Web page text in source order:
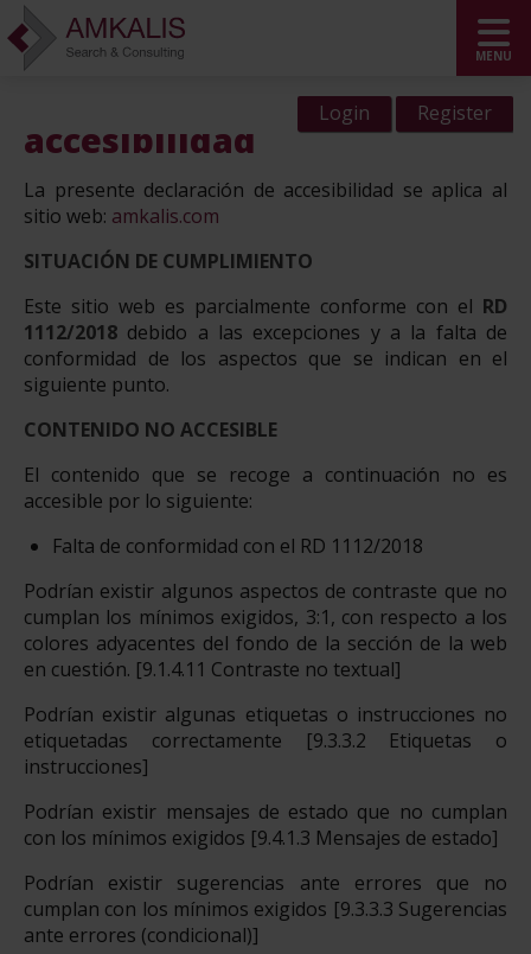
Login Register
accesibilidad
La presente declaración de accesibilidad se aplica al
sitio web: amkalis.com
SITUACIÓN DE CUMPLIMIENTO
Este sitio web es parcialmente conforme con el RD
1112/2018 debido a las excepciones y a la falta de
conformidad de los aspectos que se indican en el
siguiente punto.
CONTENIDO NO ACCESIBLE
El contenido que se recoge a continuación no es
accesible por lo siguiente:
Falta de conformidad con el RD 1112/2018
Podrían existir algunos aspectos de contraste que no
cumplan los mínimos exigidos, 3:1, con respecto a los
colores adyacentes del fondo de la sección de la web
en cuestión. [9.1.4.11 Contraste no textual]
Podrían existir algunas etiquetas o instrucciones no
etiquetadas correctamente [9.3.3.2 Etiquetas o
instrucciones]
Podrían existir mensajes de estado que no cumplan
con los mínimos exigidos [9.4.1.3 Mensajes de estado]
Podrían existir sugerencias ante errores que no
cumplan con los mínimos exigidos [9.3.3.3 Sugerencias
ante errores (condicional)]